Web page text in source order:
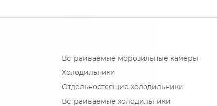
Встраиваемые морозильные камеры
Холодильники
Отдельностоящие холодильники
Встраиваемые холодильники